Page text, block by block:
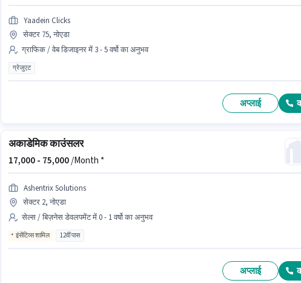
Yaadein Clicks
सेक्टर 75, नोएडा
ग्राफिक / वेब डिजाइनर में 3 - 5 वर्षो का अनुभव
ग्रेजुएट
अप्लाई
अकाडेमिक काउंसलर
17,000 - 75,000/Month *
Ashentrix Solutions
सेक्टर 2, नोएडा
सेल्स / बिज़नेस डेवलपमेंट में 0 - 1 वर्षो का अनुभव
इंसेंटिव्स शामिल 12वीं पास
अप्लाई